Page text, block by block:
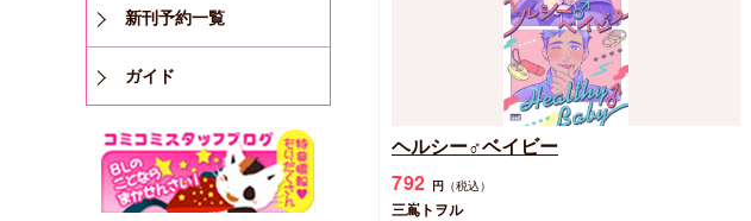
新刊予約一覧
ガイド
ヘルシー♂ベイビー
792 円 （税込）
三嶌トヲル